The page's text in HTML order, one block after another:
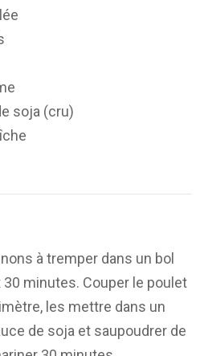
soja (cru)
à tremper dans un bol
30 minutes. Couper le poulet
les mettre dans un
de soja et saupoudrer de